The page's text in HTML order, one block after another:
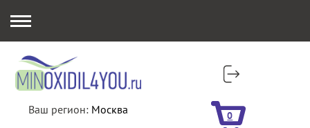
Ваш регион: Москва
0